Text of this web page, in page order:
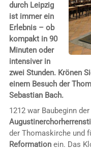
durch Leipzig
ist immer ein
Erlebnis – ob
kompakt in 90
Minuten oder
intensiver in
zwei Stunden. Krönen
einem Besuch der
Sebastian Bach.
1212 war Baubeginn der
der Thomaskirche und
Reformationein. Das